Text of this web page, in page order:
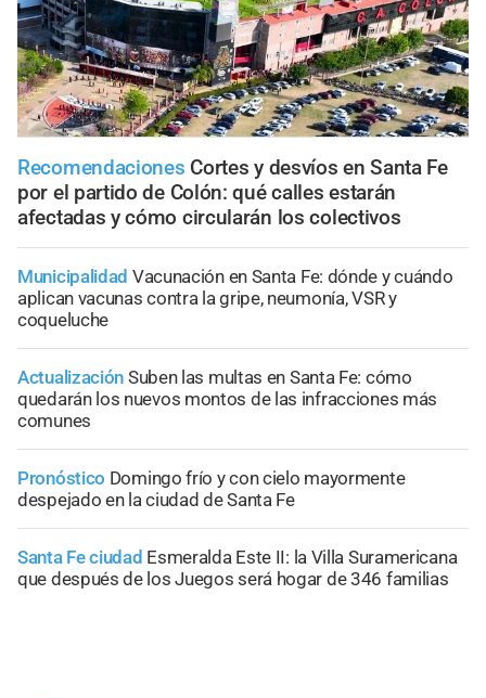
Recomendaciones Cortes y desvíos en Santa Fe
por el partido de Colón: qué calles estarán
afectadas y cómo circularán los colectivos
Municipalidad Vacunación en Santa Fe: dónde y cuándo
aplican vacunas contra la gripe, neumonía, VSR y
coqueluche
Actualización Suben las multas en Santa Fe: cómo
quedarán los nuevos montos de las infracciones más
comunes
Pronóstico Domingo frío y con cielo mayormente
despejado en la ciudad de Santa Fe
Santa Fe ciudad Esmeralda Este II: la Villa Suramericana
que después de los Juegos será hogar de 346 familias